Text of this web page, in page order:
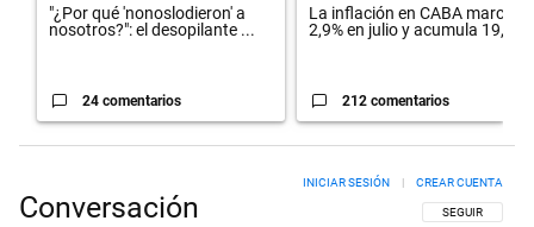
"¿Por qué 'nonoslodieron' a
nosotros?": el desopilante ...
24 comentarios
La inflación en CABA marcó
2,9% en julio y acumula 19,4...
212 comentarios
Conversación SIGA ESTA
SEGUIR
INICIAR SESIÓN | CREAR CUENTA